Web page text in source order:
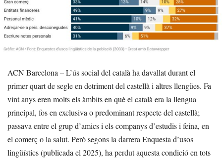
ACN Barcelona – L’ús social del català ha davallat durant el
primer quart de segle en detriment del castellà i altres llengües. Fa
vint anys eren molts els àmbits en què el català era la llengua
principal, fos en exclusiva o predominant respecte del castellà;
passava entre el grup d’amics i els companys d’estudis i feina, en
el comerç o la salut. Però segons la darrera Enquesta d’usos
lingüístics (publicada el 2025), ha perdut aquesta condició en tots